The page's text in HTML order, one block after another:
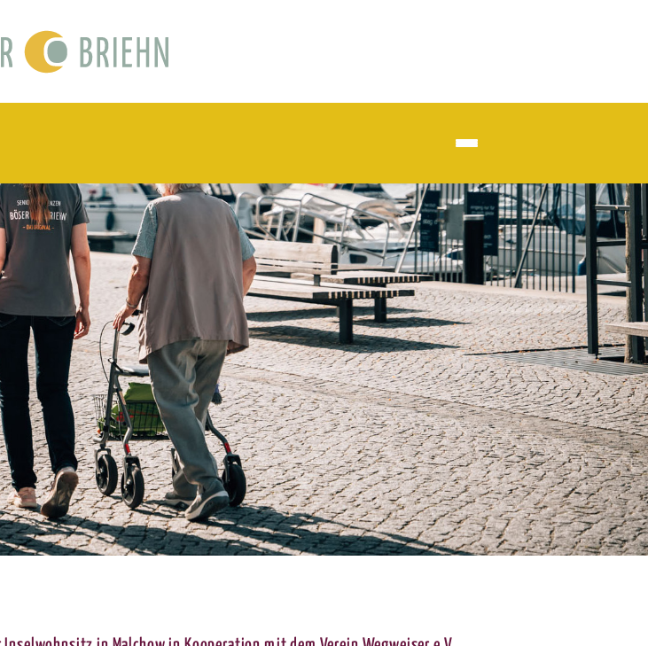
kleinere Schrift
Home
Über Uns
Standorte
Was uns ausmacht
Idylle an der Müritz
Jobs
Fragen & Antworten
Kontakt